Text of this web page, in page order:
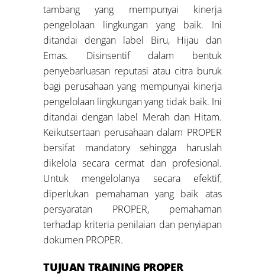
tambang yang mempunyai kinerja
pengelolaan lingkungan yang baik. Ini
ditandai dengan label Biru, Hijau dan
Emas. Disinsentif dalam bentuk
penyebarluasan reputasi atau citra buruk
bagi perusahaan yang mempunyai kinerja
pengelolaan lingkungan yang tidak baik. Ini
ditandai dengan label Merah dan Hitam.
Keikutsertaan perusahaan dalam PROPER
bersifat mandatory sehingga haruslah
dikelola secara cermat dan profesional.
Untuk mengelolanya secara efektif,
diperlukan pemahaman yang baik atas
persyaratan PROPER, pemahaman
terhadap kriteria penilaian dan penyiapan
dokumen PROPER.
TUJUAN TRAINING PROPER